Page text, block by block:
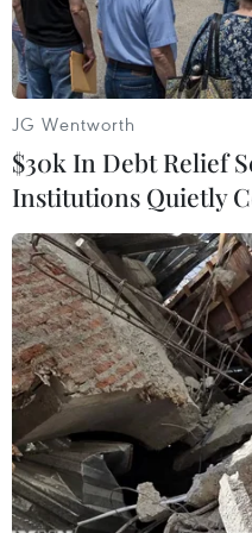
Các nhà nghiên
những người bị suy
lần/tuần, họ sẽ cải
Họ đã yêu cầu 41
tắm hơi 15 phút, 5
những người này sẽ
phút để nhiệt độ
độ so với nhiệt độ
Kết quả là các buổi
năng bơm máu của
mà những người bị
vòng 6 phút, từ 337
JG Wentworth
$30k In Debt Relief
Institutions Quietly